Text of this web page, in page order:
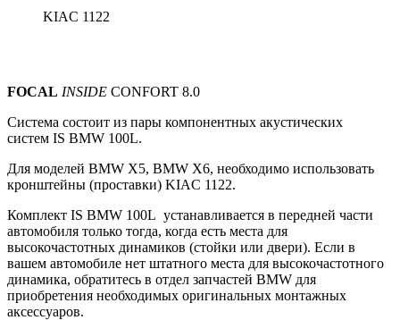
KIAC 1122
FOCAL INSIDE CONFORT 8.0
Система состоит из пары компонентных акустических
систем IS BMW 100L.
Для моделей BMW X5, BMW X6, необходимо использовать
кронштейны (проставки) KIAC 1122.
Комплект IS BMW 100L устанавливается в передней части
автомобиля только тогда, когда есть места для
высокочастотных динамиков (стойки или двери). Если в
вашем автомобиле нет штатного места для высокочастотного
динамика, обратитесь в отдел запчастей BMW для
приобретения необходимых оригинальных монтажных
аксессуаров.